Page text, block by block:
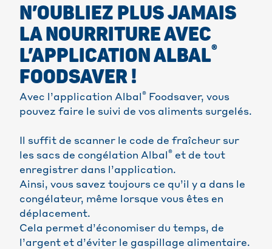
N’OUBLIEZ PLUS JAMAIS
LA NOURRITURE AVEC
L’APPLICATION ALBAL®
FOODSAVER !
Avec l’application Albal ® Foodsaver, vous
pouvez faire le suivi de vos aliments surgelés.
Il suffit de scanner le code de fraîcheur sur
les sacs de congélation Albal ® et de tout
enregistrer dans l’application.
Ainsi, vous savez toujours ce qu’il y a dans le
congélateur, même lorsque vous êtes en
déplacement.
Cela permet d’économiser du temps, de
l’argent et d’éviter le gaspillage alimentaire.